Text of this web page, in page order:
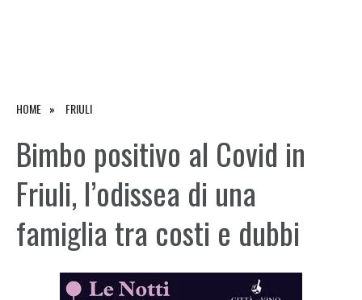
HOME FRIULI
Bimbo positivo al Covid in
Friuli, l’odissea di una
famiglia tra costi e dubbi